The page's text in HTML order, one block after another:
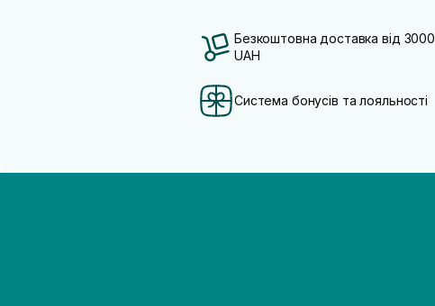
Безкоштовна доставка від 3000
UAH
Система бонусів та лояльності